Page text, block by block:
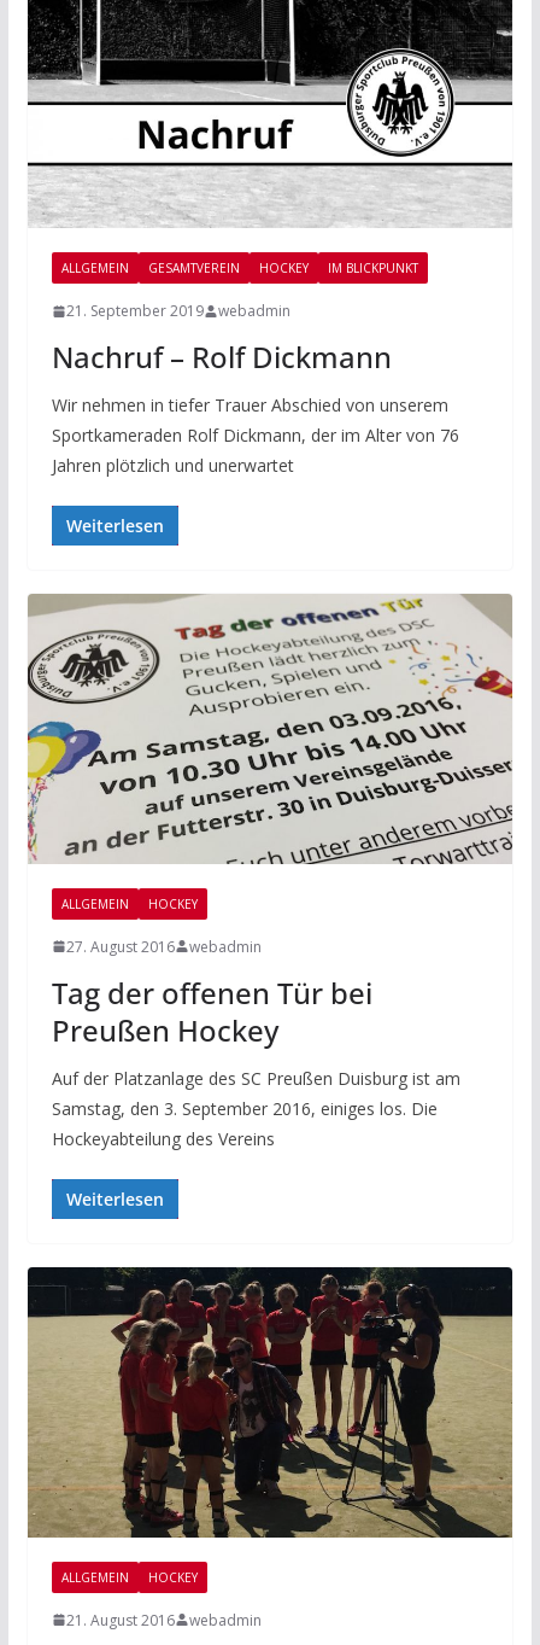
ALLGEMEIN GESAMTVEREIN HOCKEY IM BLICKPUNKT
21. September 2019 webadmin
Nachruf – Rolf Dickmann
Wir nehmen in tiefer Trauer Abschied von unserem
Sportkameraden Rolf Dickmann, der im Alter von 76
Jahren plötzlich und unerwartet
Weiterlesen
ALLGEMEIN HOCKEY
27. August 2016 webadmin
Tag der offenen Tür bei
Preußen Hockey
Auf der Platzanlage des SC Preußen Duisburg ist am
Samstag, den 3. September 2016, einiges los. Die
Hockeyabteilung des Vereins
Weiterlesen
ALLGEMEIN HOCKEY
21. August 2016 webadmin